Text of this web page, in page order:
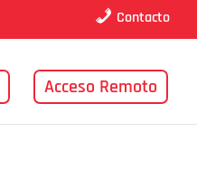
Contacto
Acceso Remoto